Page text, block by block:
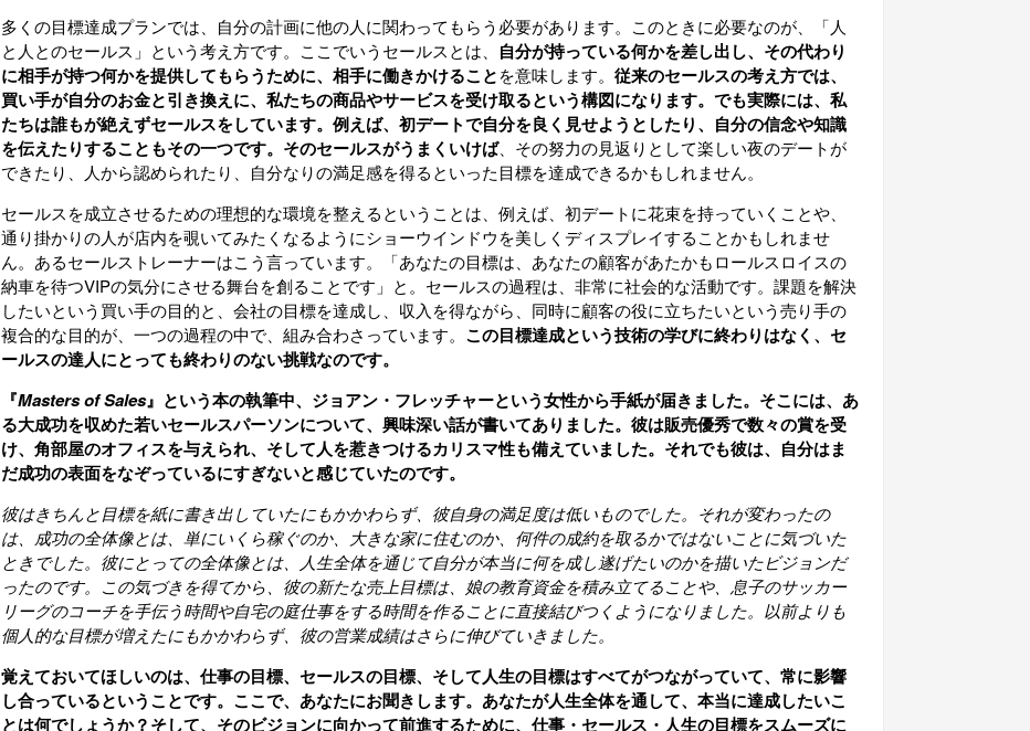
多くの目標達成プランでは、自分の計画に他の人に関わってもらう必要があります。このときに必要なのが、「人
と人とのセールス」という考え方です。ここでいうセールスとは、 自分が持っている何かを差し出し、その代わり
に相手が持つ何かを提供してもらうために、相手に働きかけることを意味します。 従来のセールスの考え方では、
買い手が自分のお金と引き換えに、私たちの商品やサービスを受け取るという構図になります。でも実際には、私
たちは誰もが絶えずセールスをしています。例えば、初デートで自分を良く見せようとしたり、自分の信念や知識
を伝えたりすることもその一つです。そのセールスがうまくいけば、その努力の見返りとして楽しい夜のデートが
できたり、人から認められたり、自分なりの満足感を得るといった目標を達成できるかもしれません。
セールスを成立させるための理想的な環境を整えるということは、例えば、初デートに花束を持っていくことや、
通り掛かりの人が店内を覗いてみたくなるようにショーウインドウを美しくディスプレイすることかもしれませ
ん。あるセールストレーナーはこう言っています。「あなたの目標は、あなたの顧客があたかもロールスロイスの
納車を待つVIPの気分にさせる舞台を創ることです」と。セールスの過程は、非常に社会的な活動です。課題を解決
したいという買い手の目的と、会社の目標を達成し、収入を得ながら、同時に顧客の役に立ちたいという売り手の
複合的な目的が、一つの過程の中で、組み合わさっています。 この目標達成という技術の学びに終わりはなく、セ
ールスの達人にとっても終わりのない挑戦なのです。
『Masters of Sales』という本の執筆中、ジョアン・フレッチャーという女性から手紙が届きました。そこには、あ
る大成功を収めた若いセールスパーソンについて、興味深い話が書いてありました。彼は販売優秀で数々の賞を受
け、角部屋のオフィスを与えられ、そして人を惹きつけるカリスマ性も備えていました。それでも彼は、自分はま
だ成功の表面をなぞっているにすぎないと感じていたのです。
彼はきちんと目標を紙に書き出していたにもかかわらず、彼自身の満足度は低いものでした。それが変わったの
は、成功の全体像とは、単にいくら稼ぐのか、大きな家に住むのか、何件の成約を取るかではないことに気づいた
ときでした。彼にとっての全体像とは、人生全体を通じて自分が本当に何を成し遂げたいのかを描いたビジョンだ
ったのです。この気づきを得てから、彼の新たな売上目標は、娘の教育資金を積み立てることや、息子のサッカー
リーグのコーチを手伝う時間や自宅の庭仕事をする時間を作ることに直接結びつくようになりました。以前よりも
個人的な目標が増えたにもかかわらず、彼の営業成績はさらに伸びていきました。
覚えておいてほしいのは、仕事の目標、セールスの目標、そして人生の目標はすべてがつながっていて、常に影響
し合っているということです。ここで、あなたにお聞きします。 あなたが人生全体を通して、本当に達成したいこ
とは何でしょうか？そして、そのビジョンに向かって前進するために、仕事・セールス・人生の目標をスムーズに